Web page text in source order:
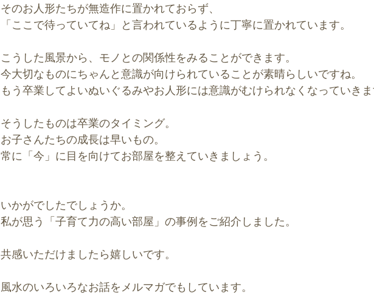
そのお人形たちが無造作に置かれておらず、
「ここで待っていてね」と言われているように丁寧に置かれています。
こうした風景から、モノとの関係性をみることができます。
今大切なものにちゃんと意識が向けられていることが素晴らしいですね。
もう卒業してよいぬいぐるみやお人形には意識がむけられなくなっていき
そうしたものは卒業のタイミング。
お子さんたちの成長は早いもの。
常に「今」に目を向けてお部屋を整えていきましょう。
いかがでしたでしょうか。
私が思う「子育て力の高い部屋」の事例をご紹介しました。
共感いただけましたら嬉しいです。
風水のいろいろなお話をメルマガでもしています。